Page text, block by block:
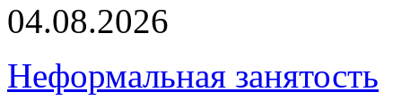
04.08.2026
Неформальная занятость